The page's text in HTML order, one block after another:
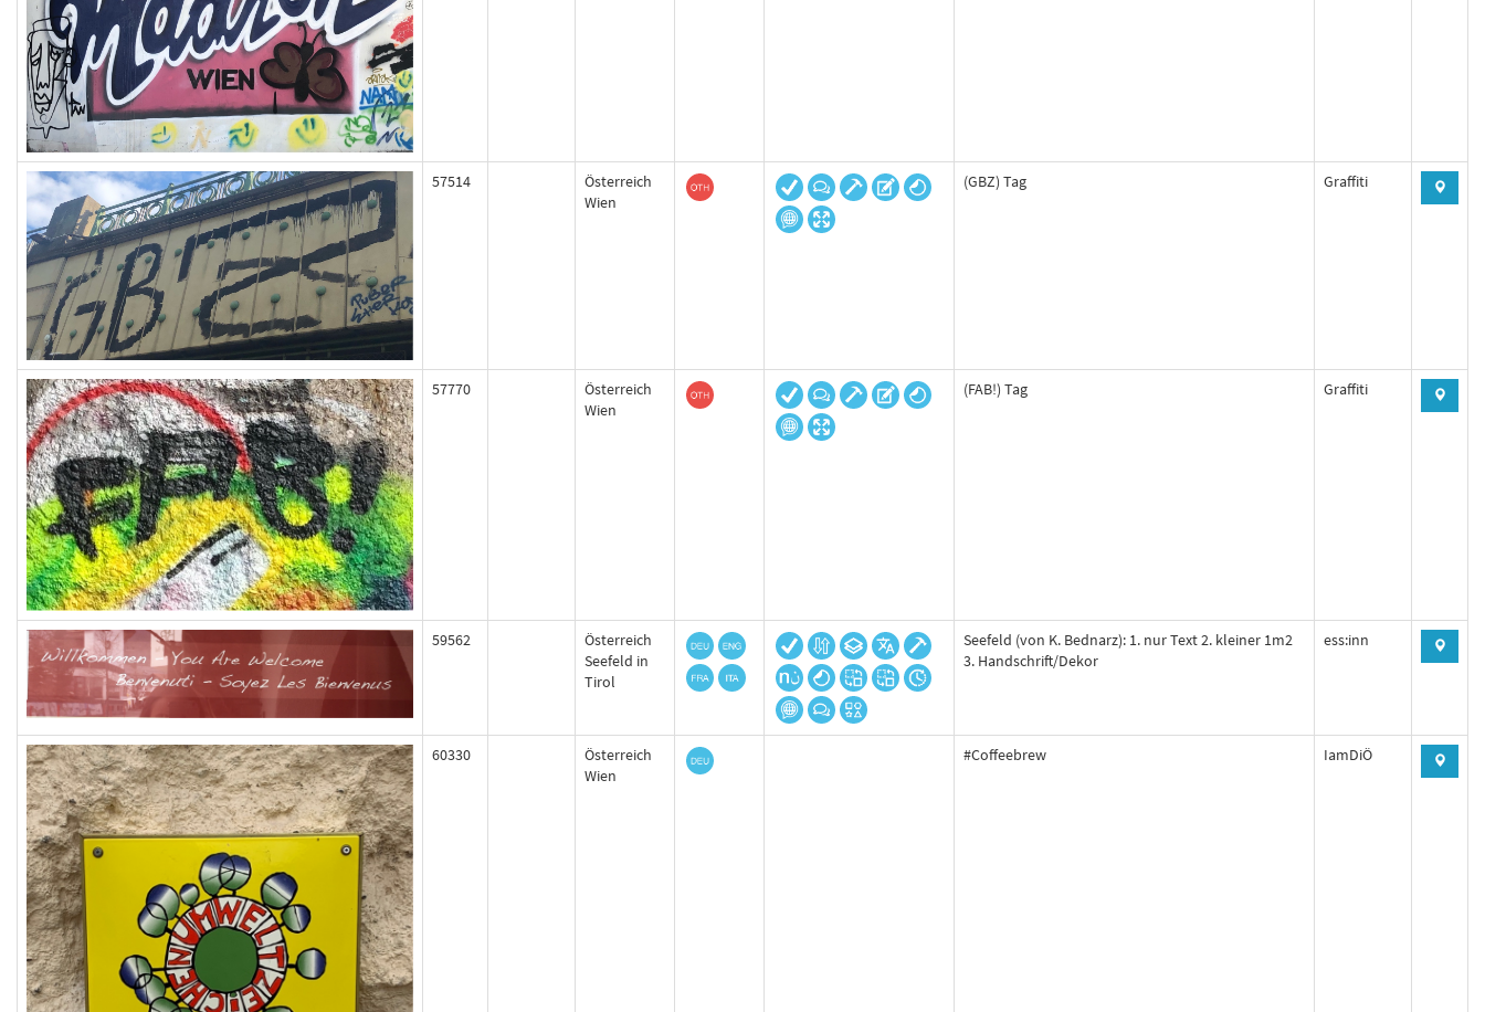
57514
Österreich
Wien
(GBZ) Tag Graffiti
57770
Österreich
Wien
(FAB!) Tag Graffiti
59562
Österreich
Seefeld in
Tirol
Seefeld (von K. Bednarz): 1. nur Text 2. kleiner 1m2
3. Handschrift/Dekor
ess:inn
60330
Österreich
Wien
#Coffeebrew IamDiÖ